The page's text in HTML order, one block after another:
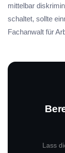
mittelbar
schaltet, sollte
Fachanwalt für
Lass